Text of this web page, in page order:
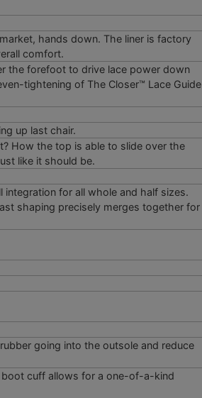
hands down. The liner is factory
comfort.
the forefoot to drive lace power down
tightening of The Closer™ Lace Guide
up last chair.
How the top is able to slide over the
like it should be.
integration for all whole and half sizes.
shaping precisely merges together for
going into the outsole and reduce
boot cuff allows for a one-of-a-kind